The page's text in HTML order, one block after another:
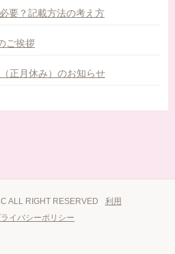
要？記載方法の考え方
ご挨拶
正月休み）のお知らせ
ALL RIGHT RESERVED
利用
イバシーポリシー